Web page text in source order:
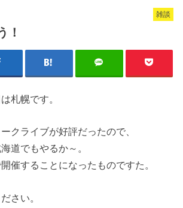
雑談
！
札幌です。
クライブが好評だったので、
道でもやるか～。
催することになったものですた。
さい。